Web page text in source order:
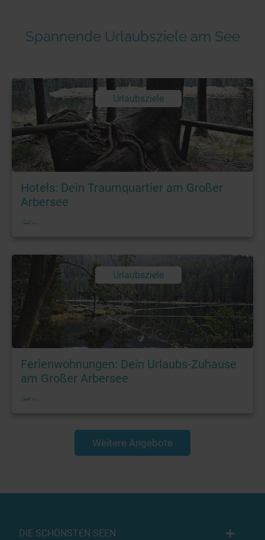
Spannende Urlaubsziele am See
Urlaubsziele
Foto: © A. Sandner
Hotels: Dein Traumquartier am Großer
Arbersee
Urlaubsziele
Foto: © A. Sandner
Ferienwohnungen: Dein Urlaubs-Zuhause
am Großer Arbersee
Weitere Angebote
DIE SCHÖNSTEN SEEN